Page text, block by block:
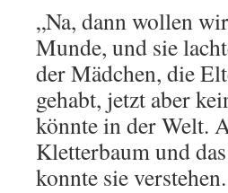
„Na, dann wollen
Munde, und sie
der Mädchen, die
gehabt, jetzt aber
könnte in der Welt.
Kletterbaum und
konnte sie verstehen.